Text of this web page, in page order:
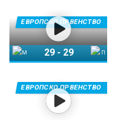
i
m
ЕВРОПСКО ПРВЕНСТВО
29 - 29
ЕВРОПСКО ПРВЕНСТВО